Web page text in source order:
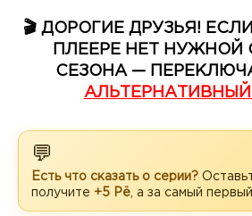
🎬 ДОРОГИЕ ДРУЗЬЯ!
ПЛЕЕРЕ НЕТ НУЖНОЙ
СЕЗОНА —
АЛЬТЕРНАТИВНЫЙ
💬
Есть что сказать о серии?
получите +5 Рё , а за самый первый